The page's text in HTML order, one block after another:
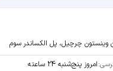
وینستون چرچیل، پل الکساندر سوم
امروز پنج‌شنبه 24 ساعته